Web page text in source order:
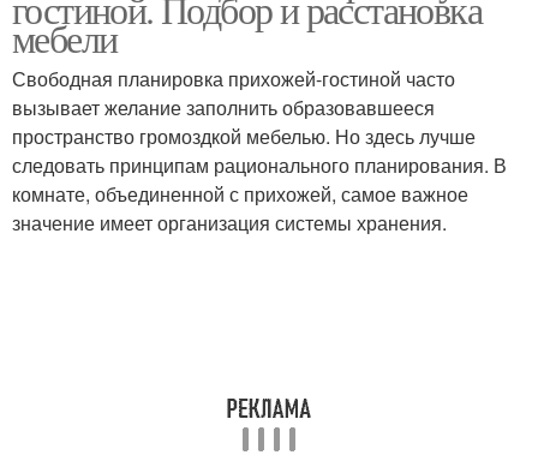
мебели
Свободная планировка прихожей-гостиной часто
вызывает желание заполнить образовавшееся
пространство громоздкой мебелью. Но здесь лучше
следовать принципам рационального планирования. В
комнате, объединенной с прихожей, самое важное
значение имеет организация системы хранения.